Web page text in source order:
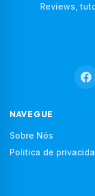
Reviews,
NAVEGUE
Sobre Nós
Politica de